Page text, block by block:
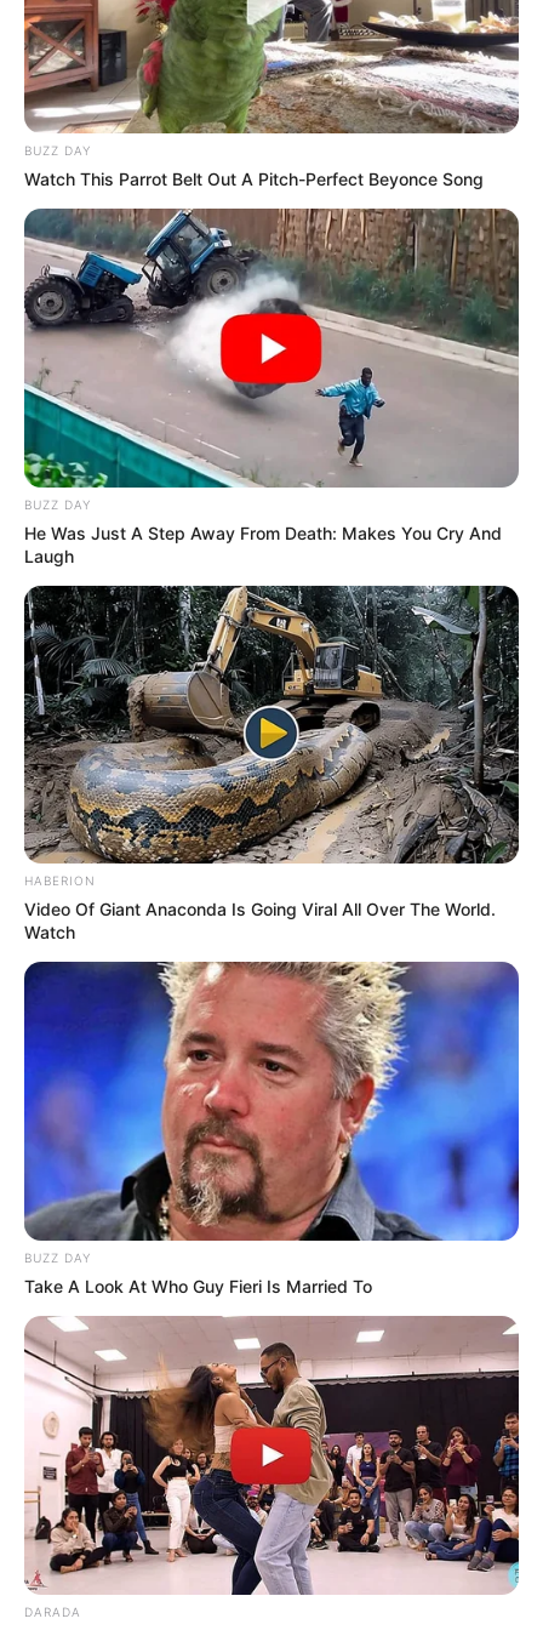
En la diligencia se conoció que García Vásquez no aceptó
su responsabilidad en los hechos narrados, por lo que el
despacho resolvió dejarlo nuevamente en libertad y
vinculado al proceso judicial.
TEMAS RELACIONADOS
HURTO DE CELULARES RECEPTACIÓN
MANTÉNGASE EN ALERTA
interesan. Para estar bien informado, por
ACTIVAR AHORA
TEMAS DESTACADOS
SARAMPIÓN AVENIDA AMBALÁ
PARQUE DE DIVERSIONES
ELECCIONES PRESIDENCIALES
FENÓMENO DEL NIÑO
BUZZ DAY
Watch This Parrot Belt Out A Pitch-Perfect Beyonce Song
BUZZ DAY
He Was Just A Step Away From Death: Makes You Cry And
Laugh
HABERION
Video Of Giant Anaconda Is Going Viral All Over The World.
Watch
BUZZ DAY
Take A Look At Who Guy Fieri Is Married To
DARADA